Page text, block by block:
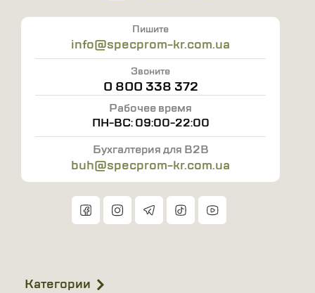
Пишите
info@specprom-kr.com.ua
Звоните
0 800 338 372
Рабочее время
ПН-ВС: 09:00-22:00
Бухгалтерия для B2B
buh@specprom-kr.com.ua
Категории